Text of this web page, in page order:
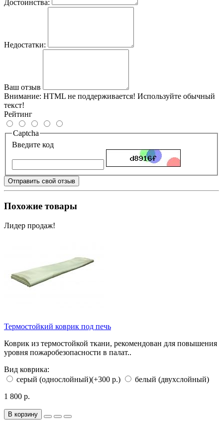
Достоинства:
Недостатки:
Ваш отзыв
Внимание: HTML не поддерживается! Используйте обычный
текст!
Рейтинг
Captcha
Введите код
Отправить свой отзыв
Похожие товары
Лидер продаж!
Термостойкий коврик под печь
Коврик из термостойкой ткани, рекомендован для повышения
уровня пожаробезопасности в палат..
Вид коврика:
серый (однослойный)(+300 р.)
белый (двухслойный)
1 800 р.
В корзину